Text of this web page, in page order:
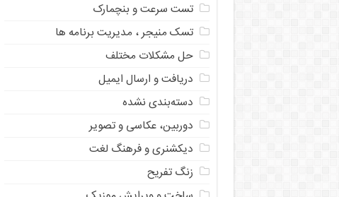
تست سرعت و بنچمارک
تسک منیجر ، مدیریت برنامه ها
حل مشکلات مختلف
دریافت و ارسال ایمیل
دسته‌بندی نشده
دوربین، عکاسی و تصویر
دیکشنری و فرهنگ لغت
زنگ تفریح